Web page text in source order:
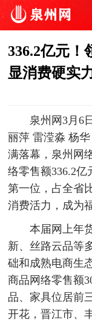
336.2亿元！
显消费硬实
泉州网3月6
丽萍 雷滢淼 杨
满落幕，泉州网
络零售额336.2
第一位，占全省
消费活力，成为
本届网上年
新、丝路云品等
础和成熟电商生
商品网络零售额
品、家具位居前
开花，晋江市、